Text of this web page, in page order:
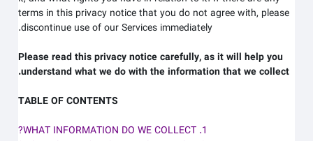
terms in this privacy notice that you do not agree with, please
discontinue use of our Services immediately.
Please read this privacy notice carefully, as it will help you
understand what we do with the information that we collect.
TABLE OF CONTENTS